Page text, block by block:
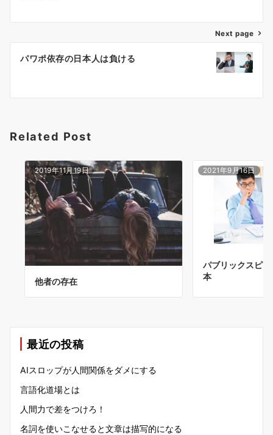
ビ
ン
Next page
パワポ依存の日本人は負ける
Related Post
2019年11月19日
他者の存在
2021年9月16日
パブリックスピ
本
最近の投稿
AIスロップが人間関係をダメにする
言語化道場とは
人間力で差をつけろ！
名詞を使いこなせると文章は描写的になる